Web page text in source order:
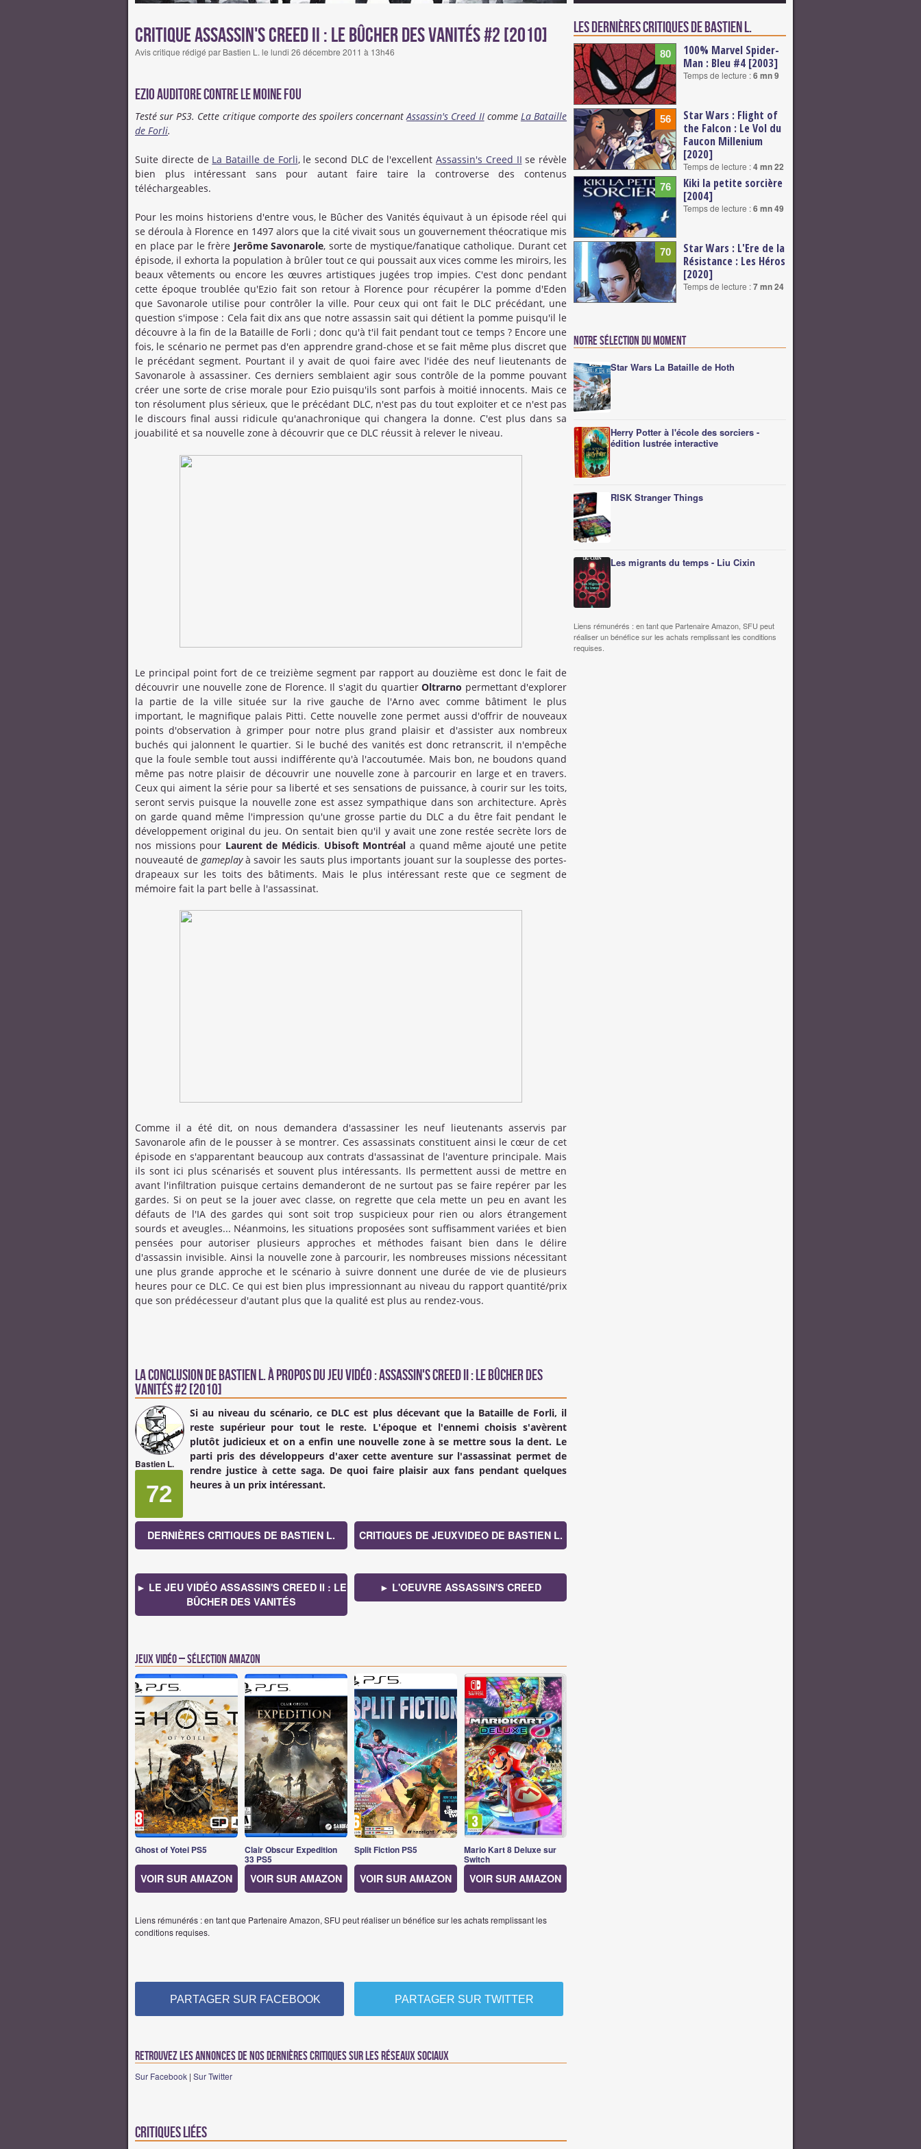
Critique Assassin's Creed II : Le Bûcher des Vanités #2 [2010]
Avis critique rédigé par Bastien L. le lundi 26 décembre 2011 à 13h46
Ezio Auditore contre le moine fou
Testé sur PS3. Cette critique comporte des spoilers concernantAssassin's Creed IIcomme La Bataille
de Forli.
Suite directe de La Bataille de Forli, le second DLC de l'excellent Assassin's Creed II se révèle
bien plus intéressant sans pour autant faire taire la controverse des contenus
téléchargeables.
Pour les moins historiens d'entre vous, le Bûcher des Vanités équivaut à un épisode réel qui
se déroula à Florence en 1497 alors que la cité vivait sous un gouvernement théocratique mis
en place par le frère Jerôme Savonarole, sorte de mystique/fanatique catholique. Durant cet
épisode, il exhorta la population à brûler tout ce qui poussait aux vices comme les miroirs, les
beaux vêtements ou encore les œuvres artistiques jugées trop impies. C'est donc pendant
cette époque troublée qu'Ezio fait son retour à Florence pour récupérer la pomme d'Eden
que Savonarole utilise pour contrôler la ville. Pour ceux qui ont fait le DLC précédant, une
question s'impose : Cela fait dix ans que notre assassin sait qui détient la pomme puisqu'il le
découvre à la fin de la Bataille de Forli ; donc qu'à t'il fait pendant tout ce temps ? Encore une
fois, le scénario ne permet pas d'en apprendre grand-chose et se fait même plus discret que
le précédant segment. Pourtant il y avait de quoi faire avec l'idée des neuf lieutenants de
Savonarole à assassiner. Ces derniers semblaient agir sous contrôle de la pomme pouvant
créer une sorte de crise morale pour Ezio puisqu'ils sont parfois à moitié innocents. Mais ce
ton résolument plus sérieux, que le précédant DLC, n'est pas du tout exploiter et ce n'est pas
le discours final aussi ridicule qu'anachronique qui changera la donne. C'est plus dans sa
jouabilité et sa nouvelle zone à découvrir que ce DLC réussit à relever le niveau.
Le principal point fort de ce treizième segment par rapport au douzième est donc le fait de
découvrir une nouvelle zone de Florence. Il s'agit du quartier Oltrarno permettant d'explorer
la partie de la ville située sur la rive gauche de l'Arno avec comme bâtiment le plus
important, le magnifique palais Pitti. Cette nouvelle zone permet aussi d'offrir de nouveaux
points d'observation à grimper pour notre plus grand plaisir et d'assister aux nombreux
buchés qui jalonnent le quartier. Si le buché des vanités est donc retranscrit, il n'empêche
que la foule semble tout aussi indifférente qu'à l'accoutumée. Mais bon, ne boudons quand
même pas notre plaisir de découvrir une nouvelle zone à parcourir en large et en travers.
Ceux qui aiment la série pour sa liberté et ses sensations de puissance, à courir sur les toits,
seront servis puisque la nouvelle zone est assez sympathique dans son architecture. Après
on garde quand même l'impression qu'une grosse partie du DLC a du être fait pendant le
développement original du jeu. On sentait bien qu'il y avait une zone restée secrète lors de
nos missions pour Laurent de Médicis. Ubisoft Montréal a quand même ajouté une petite
nouveauté de gameplayà savoir les sauts plus importants jouant sur la souplesse des portes-
drapeaux sur les toits des bâtiments. Mais le plus intéressant reste que ce segment de
mémoire fait la part belle à l'assassinat.
Comme il a été dit, on nous demandera d'assassiner les neuf lieutenants asservis par
Savonarole afin de le pousser à se montrer. Ces assassinats constituent ainsi le cœur de cet
épisode en s'apparentant beaucoup aux contrats d'assassinat de l'aventure principale. Mais
ils sont ici plus scénarisés et souvent plus intéressants. Ils permettent aussi de mettre en
avant l'infiltration puisque certains demanderont de ne surtout pas se faire repérer par les
gardes. Si on peut se la jouer avec classe, on regrette que cela mette un peu en avant les
défauts de l'IA des gardes qui sont soit trop suspicieux pour rien ou alors étrangement
sourds et aveugles... Néanmoins, les situations proposées sont suffisamment variées et bien
pensées pour autoriser plusieurs approches et méthodes faisant bien dans le délire
d'assassin invisible. Ainsi la nouvelle zone à parcourir, les nombreuses missions nécessitant
une plus grande approche et le scénario à suivre donnent une durée de vie de plusieurs
heures pour ce DLC. Ce qui est bien plus impressionnant au niveau du rapport quantité/prix
que son prédécesseur d'autant plus que la qualité est plus au rendez-vous.
La conclusion deBastien L.à propos du Jeu Vidéo : Assassin's Creed II : Le Bûcher des
Vanités #2 [2010]
Bastien L.
72
Si au niveau du scénario, ce DLC est plus décevant que la Bataille de Forli, il
reste supérieur pour tout le reste. L'époque et l'ennemi choisis s'avèrent
plutôt judicieux et on a enfin une nouvelle zone à se mettre sous la dent. Le
parti pris des développeurs d'axer cette aventure sur l'assassinat permet de
rendre justice à cette saga. De quoi faire plaisir aux fans pendant quelques
heures à un prix intéressant.
DERNIÈRES CRITIQUES DE BASTIEN L. CRITIQUES DE JEUXVIDEO DE BASTIEN L.
► LE JEU VIDÉO ASSASSIN'S CREED II : LE
BÛCHER DES VANITÉS
► L'OEUVRE ASSASSIN'S CREED
Jeux vidéo – Sélection Amazon
Ghost of Yotei PS5
VOIR SUR AMAZON
Clair Obscur Expedition
33 PS5
VOIR SUR AMAZON
Split Fiction PS5
VOIR SUR AMAZON
Mario Kart 8 Deluxe sur
Switch
VOIR SUR AMAZON
Liens rémunérés : en tant que Partenaire Amazon, SFU peut réaliser un bénéfice sur les achats remplissant les
conditions requises.
PARTAGER SUR FACEBOOK PARTAGER SUR TWITTER
Retrouvez les annonces de nos dernières critiques sur les réseaux sociaux
Sur Facebook | Sur Twitter
Critiques liées
Les dernières critiques de Bastien L.
80
100% Marvel Spider-
Man : Bleu #4 [2003]
Temps de lecture :6 mn 9
56
Star Wars : Flight of
the Falcon : Le Vol du
Faucon Millenium
[2020]
Temps de lecture :4 mn 22
76
Kiki la petite sorcière
[2004]
Temps de lecture :6 mn 49
70
Star Wars : L'Ere de la
Résistance : Les Héros
[2020]
Temps de lecture :7 mn 24
Notre sélection du moment
Star Wars La Bataille de Hoth
Herry Potter à l'école des sorciers -
édition lustrée interactive
RISK Stranger Things
Les migrants du temps - Liu Cixin
Liens rémunérés : en tant que Partenaire Amazon, SFU peut
réaliser un bénéfice sur les achats remplissant les conditions
requises.